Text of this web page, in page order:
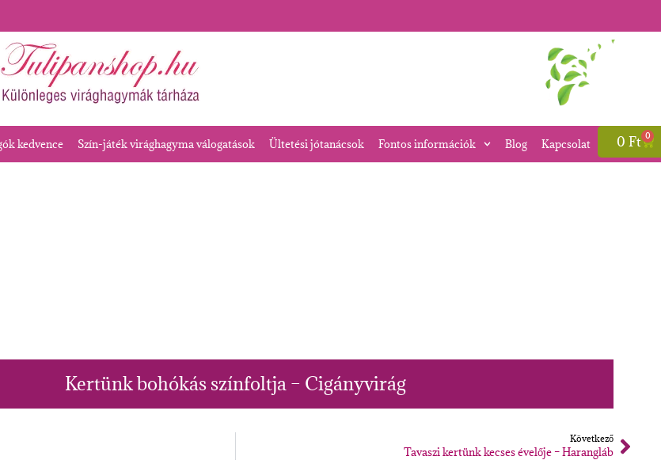
kedvence Szín-játék virághagyma válogatások Ültetési jótanácsok Fontos információk Blog Kapcsolat 0Ft 0
Kertünk bohókás színfoltja – Cigányvirág
Következő
Tavaszi kertünk kecses évelője – Harangláb